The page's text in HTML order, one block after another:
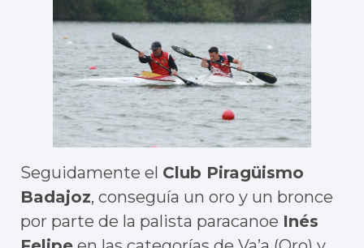
Seguidamente el Club Piragüismo
Badajoz, conseguía un oro y un bronce
por parte de la palista paracanoe Inés